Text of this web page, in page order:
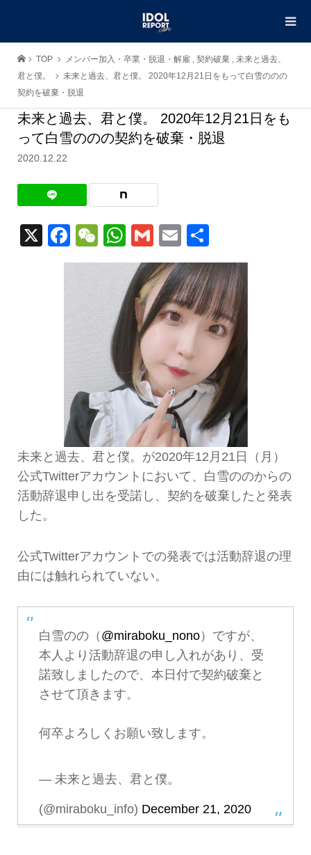
TOP メンバー加入・卒業・脱退・解雇 , 契約破棄 , 未来と過去、
君と僕。
未来と過去、君と僕。 2020年12月21日をもって白雪ののの
契約を破棄・脱退
未来と過去、君と僕。 2020年12月21日をも
って白雪ののの契約を破棄・脱退
2020.12.22
X Facebook
WeChat
WhatsApp
GmailEmail
有
未来と過去、君と僕。が2020年12月21日（月）
公式Twitterアカウントにおいて、白雪ののからの
活動辞退申し出を受諾し、契約を破棄したと発表
した。
公式Twitterアカウントでの発表では活動辞退の理
由には触れられていない。
白雪のの（ @miraboku_nono）ですが、
本人より活動辞退の申し入れがあり、受
諾致しましたので、本日付で契約破棄と
させて頂きます。
何卒よろしくお願い致します。
— 未来と過去、君と僕。
(@miraboku_info) December 21, 2020